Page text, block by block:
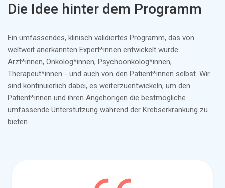
Die Idee hinter dem Programm
Ein umfassendes, klinisch validiertes Programm, das von
weltweit anerkannten Expert*innen entwickelt wurde:
Ärzt*innen, Onkolog*innen, Psychoonkolog*innen,
Therapeut*innen - und auch von den Patient*innen selbst. Wir
sind kontinuierlich dabei, es weiterzuentwickeln, um den
Patient*innen und ihren Angehörigen die bestmögliche
umfassende Unterstützung während der Krebserkrankung zu
bieten.